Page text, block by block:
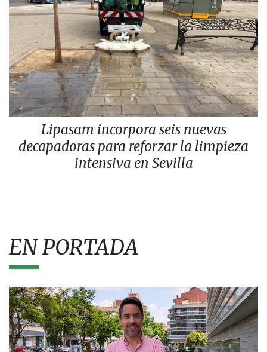
Lipasam incorpora seis nuevas
decapadoras para reforzar la limpieza
intensiva en Sevilla
EN PORTADA